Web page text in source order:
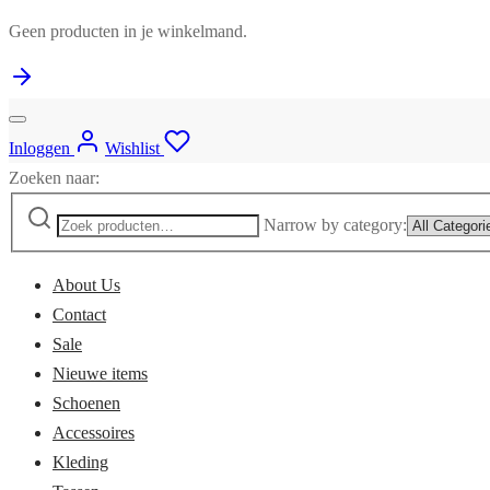
Geen producten in je winkelmand.
Inloggen
Wishlist
Zoeken naar:
Narrow by category:
About Us
Contact
Sale
Nieuwe items
Schoenen
Accessoires
Kleding